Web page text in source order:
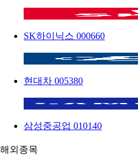
SK하이닉스 000660
현대차 005380
삼성중공업 010140
해외종목